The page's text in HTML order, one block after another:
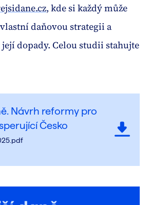
, kde si každý může
daňovou strategii a
dopady. Celou studii stahujte
Návrh reformy pro
Česko